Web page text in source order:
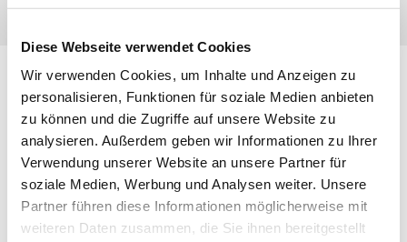
Diese Webseite verwendet Cookies
Wir verwenden Cookies, um Inhalte und Anzeigen zu
personalisieren, Funktionen für soziale Medien anbieten
zu können und die Zugriffe auf unsere Website zu
analysieren. Außerdem geben wir Informationen zu Ihrer
Verwendung unserer Website an unsere Partner für
soziale Medien, Werbung und Analysen weiter. Unsere
Partner führen diese Informationen möglicherweise mit
weiteren Daten zusammen, die Sie ihnen bereitgestellt